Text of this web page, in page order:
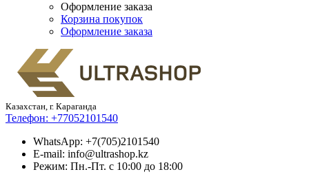
Оформление заказа
Корзина покупок
Оформление заказа
Казахстан, г. Караганда
Телефон: +77052101540
WhatsApp: +7(705)2101540
E-mail: info@ultrashop.kz
Режим: Пн.-Пт. с 10:00 до 18:00